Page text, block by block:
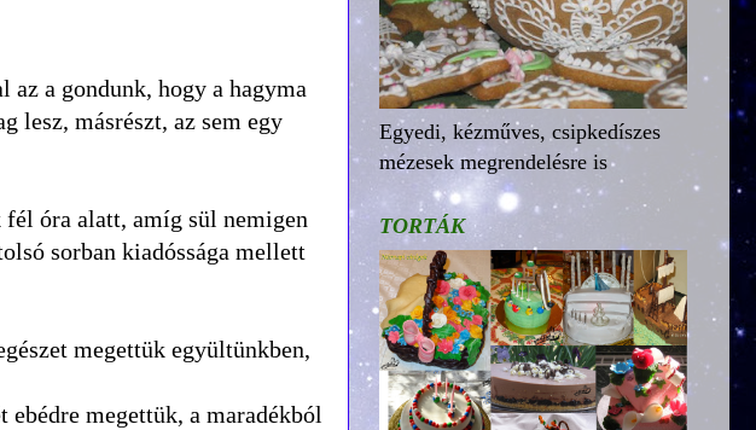
az a gondunk, hogy a hagyma
lesz, másrészt, az sem egy
óra alatt, amíg sül nemigen
sorban kiadóssága mellett
megettük együltünkben,
ebédre megettük, a maradékból
Egyedi, kézműves, csipkedíszes
mézesek megrendelésre is
TORTÁK